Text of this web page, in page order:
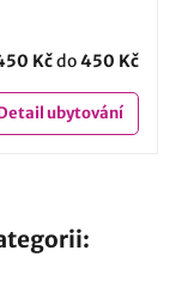
Kčdo450 Kč
ubytování